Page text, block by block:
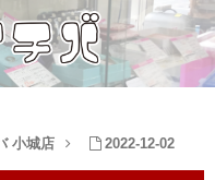
小城店 2022-12-02